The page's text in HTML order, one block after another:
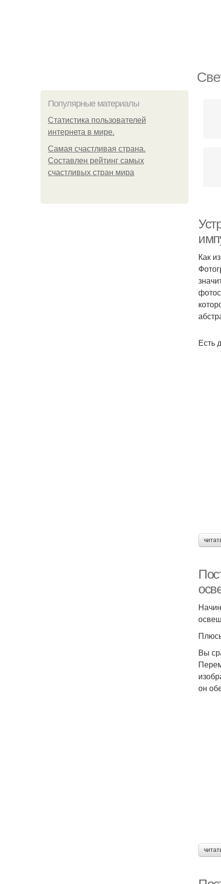
Популярные материалы
Статистика пользователей
интернета в мире.
Самая счастливая страна.
Составлен рейтинг самых
счастливых стран мира
Как
Есть
Вы
он